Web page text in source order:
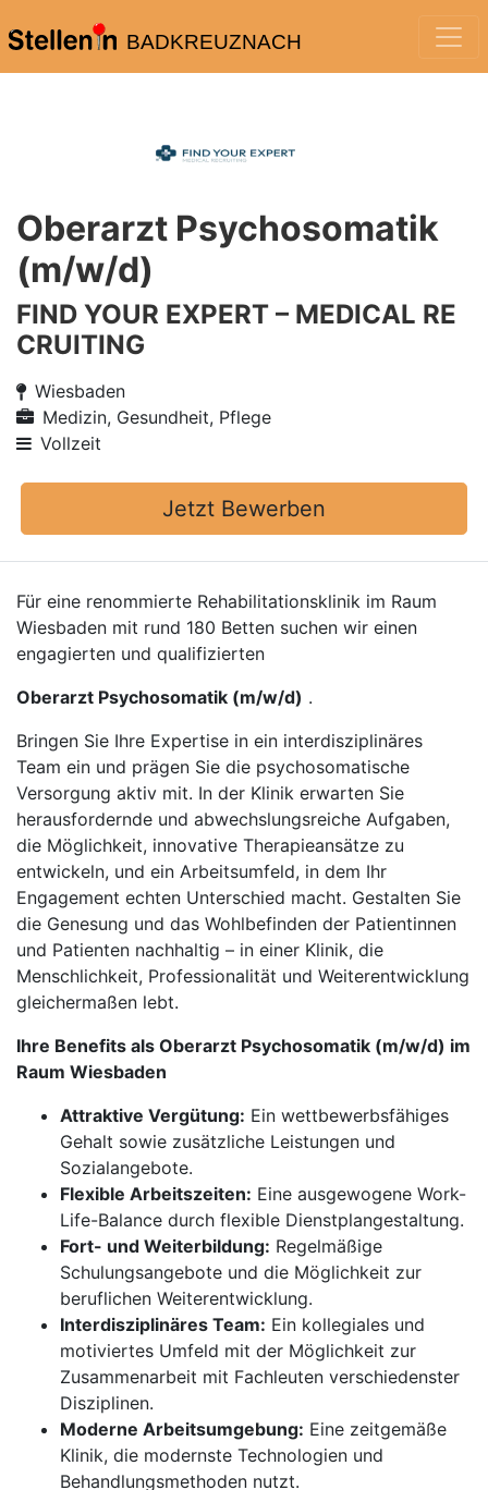
BADKREUZNACH
Oberarzt Psychosomatik
(m/w/d)
FIND YOUR EXPERT – MEDICAL RE
CRUITING
Wiesbaden
Medizin, Gesundheit, Pflege
Vollzeit
Jetzt Bewerben
Für eine renommierte Rehabilitationsklinik im Raum
Wiesbaden mit rund 180 Betten suchen wir einen
engagierten und qualifizierten
Oberarzt Psychosomatik (m/w/d) .
Bringen Sie Ihre Expertise in ein interdisziplinäres
Team ein und prägen Sie die psychosomatische
Versorgung aktiv mit. In der Klinik erwarten Sie
herausfordernde und abwechslungsreiche Aufgaben,
die Möglichkeit, innovative Therapieansätze zu
entwickeln, und ein Arbeitsumfeld, in dem Ihr
Engagement echten Unterschied macht. Gestalten Sie
die Genesung und das Wohlbefinden der Patientinnen
und Patienten nachhaltig – in einer Klinik, die
Menschlichkeit, Professionalität und Weiterentwicklung
gleichermaßen lebt.
Ihre Benefits als Oberarzt Psychosomatik (m/w/d) im
Raum Wiesbaden
Attraktive Vergütung: Ein wettbewerbsfähiges
Gehalt sowie zusätzliche Leistungen und
Sozialangebote.
Flexible Arbeitszeiten: Eine ausgewogene Work-
Life-Balance durch flexible Dienstplangestaltung.
Fort- und Weiterbildung: Regelmäßige
Schulungsangebote und die Möglichkeit zur
beruflichen Weiterentwicklung.
Interdisziplinäres Team: Ein kollegiales und
motiviertes Umfeld mit der Möglichkeit zur
Zusammenarbeit mit Fachleuten verschiedenster
Disziplinen.
Moderne Arbeitsumgebung: Eine zeitgemäße
Klinik, die modernste Technologien und
Behandlungsmethoden nutzt.